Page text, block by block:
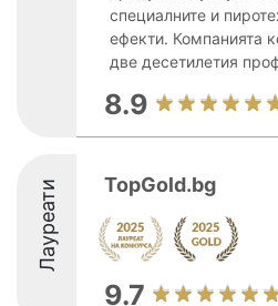
специалните и
ефекти. Компанията
две десетилетия
8.9
Лауреати TopGold.bg
9.7